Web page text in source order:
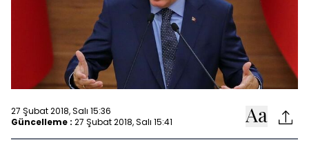
27 Şubat 2018, Salı 15:36
Güncelleme : 27 Şubat 2018, Salı 15:41